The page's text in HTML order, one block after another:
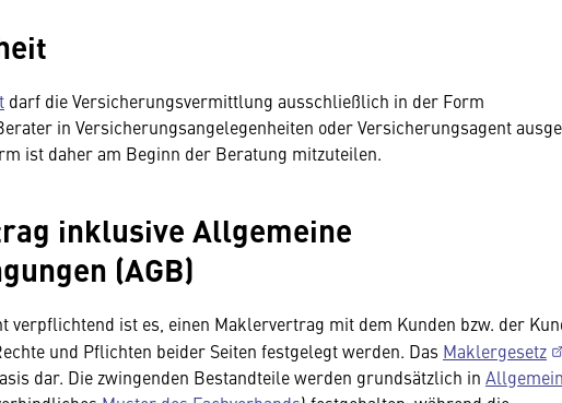
darf die Versicherungsvermittlung ausschließlich in der Form
in Versicherungsangelegenheiten oder Versicherungsagent
ist daher am Beginn der Beratung mitzuteilen.
inklusive Allgemeine
(AGB)
verpflichtend ist es, einen Maklervertrag mit dem Kunden bzw. der
und Pflichten beider Seiten festgelegt werden. Das Maklergesetz
dar. Die zwingenden Bestandteile werden grundsätzlich in